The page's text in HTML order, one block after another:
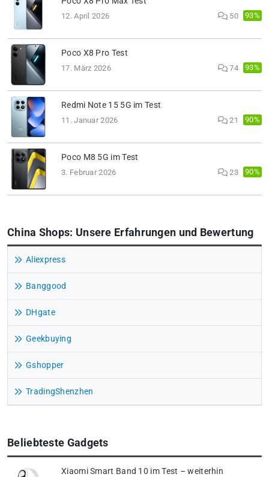
12. April 2026 50 93%
Poco X8 Pro Test
17. März 2026 74 93%
Redmi Note 15 5G im Test
11. Januar 2026 21 90%
Poco M8 5G im Test
3. Februar 2026 23 90%
China Shops: Unsere Erfahrungen und Bewertung
Aliexpress
Banggood
DHgate
Geekbuying
Gshopper
TradingShenzhen
Beliebteste Gadgets
Xiaomi Smart Band 10 im Test – weiterhin